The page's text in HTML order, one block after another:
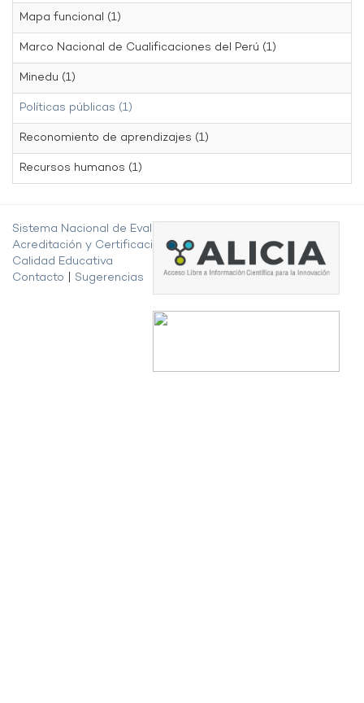
Mapa funcional (1)
Marco Nacional de Cualificaciones del Perú (1)
Minedu (1)
Políticas públicas (1)
Reconomiento de aprendizajes (1)
Recursos humanos (1)
Sistema Nacional de Evaluación,
Acreditación y Certificación de la
Calidad Educativa
Contacto
Sugerencias